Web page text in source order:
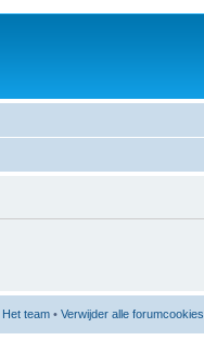
Het team • Verwijder alle forumcookies